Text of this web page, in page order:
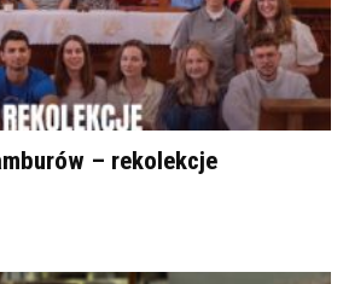
– rekolekcje